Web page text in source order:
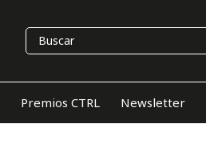
Premios CTRL Newsletter